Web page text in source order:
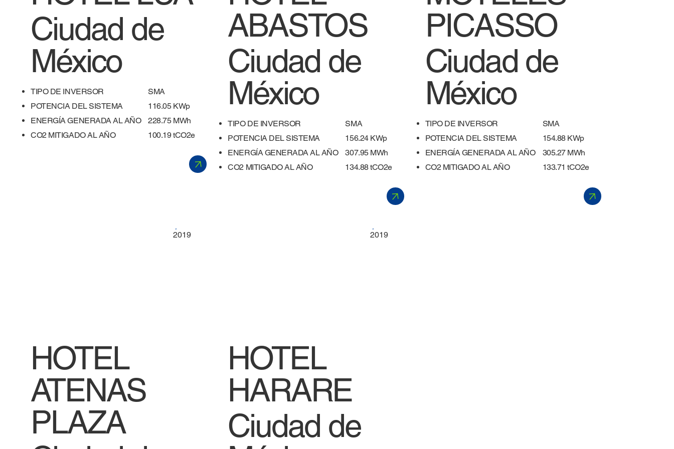
Ciudad de
México
TIPO DE INVERSOR
SMA
POTENCIA DEL SISTEMA
116.05 KWp
ENERGÍA GENERADA AL AÑO
228.75 MWh
​CO2 MITIGADO AL AÑO
100.19 tCO2e
ABASTOS
Ciudad de
México
TIPO DE INVERSOR
SMA
POTENCIA DEL SISTEMA
156.24 KWp
ENERGÍA GENERADA AL AÑO
307.95 MWh
​CO2 MITIGADO AL AÑO
134.88 tCO2e
PICASSO
Ciudad de
México
TIPO DE INVERSOR
SMA
POTENCIA DEL SISTEMA
154.88 KWp
ENERGÍA GENERADA AL AÑO
305.27 MWh
​CO2 MITIGADO AL AÑO
133.71 tCO2e
HOTEL
ATENAS
PLAZA
2019
HOTEL
HARARE
Ciudad de
2019